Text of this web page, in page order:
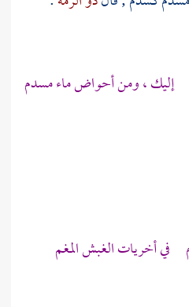
إليك ، ومن أحواض ماء مسدم
في أخريات الغبش المغم